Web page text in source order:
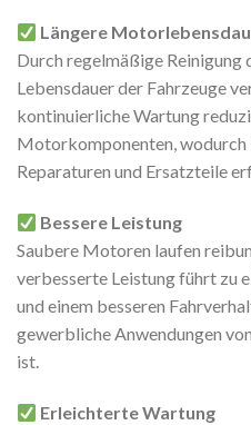
Längere
Durch regelmäßige Reinigung
Lebensdauer der Fahrzeuge
kontinuierliche Wartung
Motorkomponenten,
Reparaturen und Ersatzteile
Bessere Leistung
Saubere Motoren laufen
verbesserte Leistung führt zu
und einem besseren
gewerbliche Anwendungen
ist.
Erleichterte Wartung